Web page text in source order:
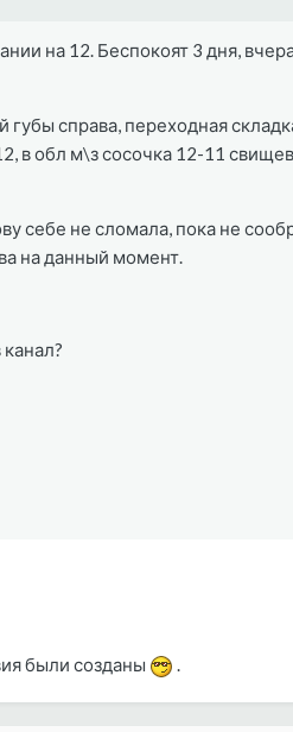
на 12. Беспокоят 3 дня,
справа, переходная
в обл м\з сосочка 12-11
себе не сломала, пока не
на данный момент.
были созданы .